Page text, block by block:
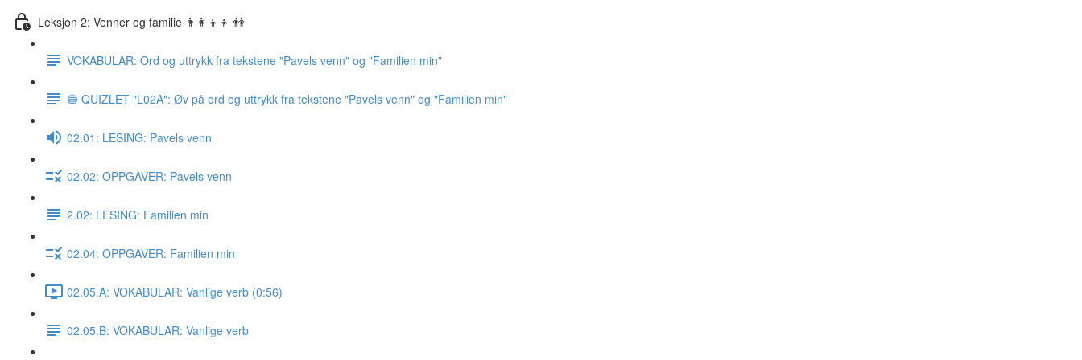
Leksjon 2: Venner og familie 👨‍👩‍👦‍👦 👫
VOKABULAR: Ord og uttrykk fra tekstene "Pavels venn" og "Familien min"
🔵 QUIZLET "L02A": Øv på ord og uttrykk fra tekstene "Pavels venn" og "Familien min"
02.01: LESING: Pavels venn
02.02: OPPGAVER: Pavels venn
2.02: LESING: Familien min
02.04: OPPGAVER: Familien min
02.05.A: VOKABULAR: Vanlige verb (0:56)
02.05.B: VOKABULAR: Vanlige verb